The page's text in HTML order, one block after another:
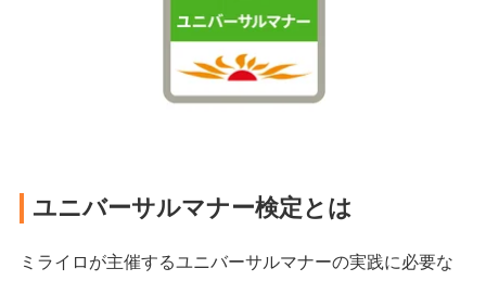
ユニバーサルマナー検定とは
ミライロが主催するユニバーサルマナーの実践に必要な